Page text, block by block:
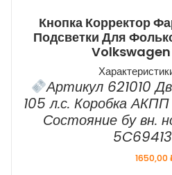
Кнопка Корректор
Подсветки Для
Артикул 621010
105 л.с. Коробка
Состояние бу вн.
1650,00